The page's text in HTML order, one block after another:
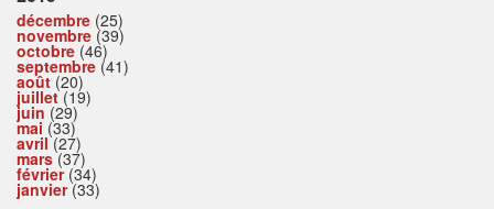
décembre (25)
novembre (39)
octobre (46)
septembre (41)
août (20)
juillet(19)
juin (29)
mai (33)
avril(27)
mars(37)
février(34)
janvier(33)